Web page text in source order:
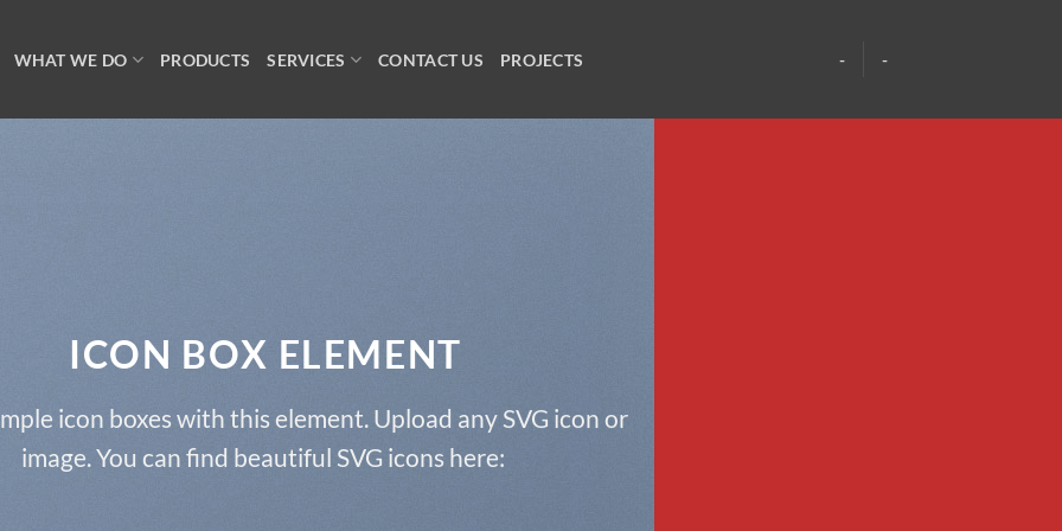
WHAT WE DO PRODUCTS SERVICES CONTACT US PROJECTS - -
ICON BOX ELEMENT
icon boxes with this element. Upload any SVG icon or
image. You can find beautiful SVG icons here: